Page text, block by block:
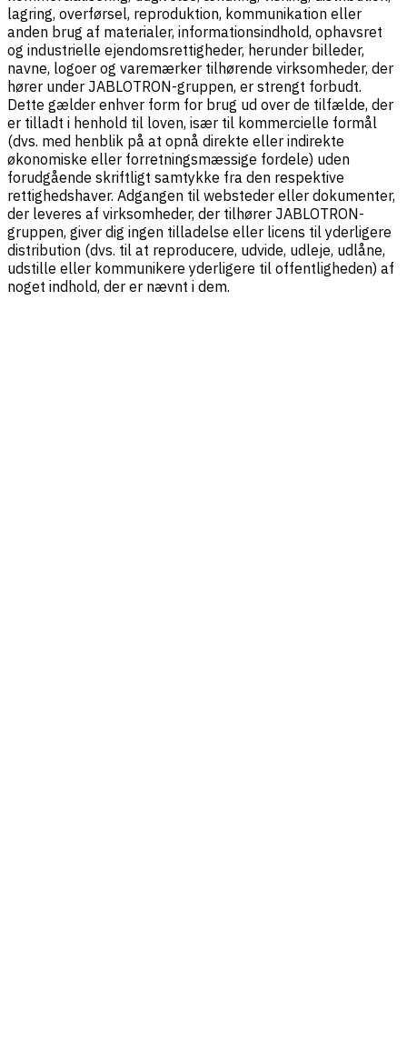
lagring, overførsel, reproduktion, kommunikation eller
anden brug af materialer, informationsindhold, ophavsret
og industrielle ejendomsrettigheder, herunder billeder,
navne, logoer og varemærker tilhørende virksomheder, der
hører under JABLOTRON-gruppen, er strengt forbudt.
Dette gælder enhver form for brug ud over de tilfælde, der
er tilladt i henhold til loven, især til kommercielle formål
(dvs. med henblik på at opnå direkte eller indirekte
økonomiske eller forretningsmæssige fordele) uden
forudgående skriftligt samtykke fra den respektive
rettighedshaver. Adgangen til websteder eller dokumenter,
der leveres af virksomheder, der tilhører JABLOTRON-
gruppen, giver dig ingen tilladelse eller licens til yderligere
distribution (dvs. til at reproducere, udvide, udleje, udlåne,
udstille eller kommunikere yderligere til offentligheden) af
noget indhold, der er nævnt i dem.